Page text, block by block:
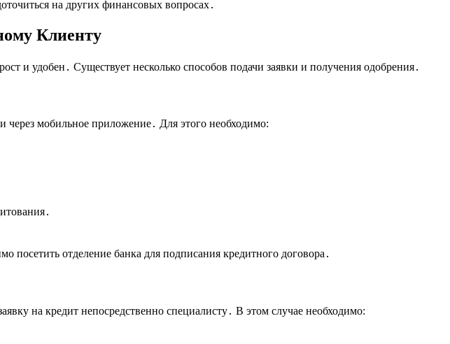
на других финансовых вопросах․
Клиенту
и удобен․ Существует несколько способов подачи заявки и получения одобрения․
мобильное приложение․ Для этого необходимо:
посетить отделение банка для подписания кредитного договора․
на кредит непосредственно специалисту․ В этом случае необходимо: